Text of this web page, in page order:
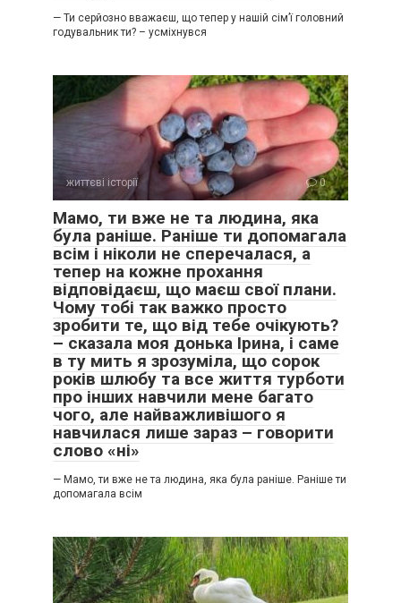
— Ти серйозно вважаєш, що тепер у нашій сім’ї головний
годувальник ти? – усміхнувся
життєві історії 0
Мамо, ти вже не та людина, яка
була раніше. Раніше ти допомагала
всім і ніколи не сперечалася, а
тепер на кожне прохання
відповідаєш, що маєш свої плани.
Чому тобі так важко просто
зробити те, що від тебе очікують?
– сказала моя донька Ірина, і саме
в ту мить я зрозуміла, що сорок
років шлюбу та все життя турботи
про інших навчили мене багато
чого, але найважливішого я
навчилася лише зараз – говорити
слово «ні»
— Мамо, ти вже не та людина, яка була раніше. Раніше ти
допомагала всім